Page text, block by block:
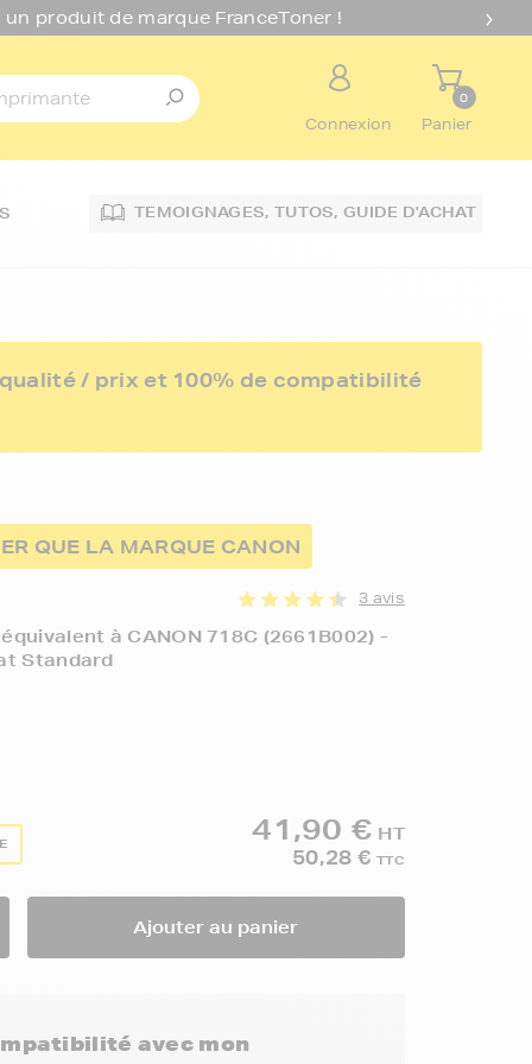
produit de marque FranceToner !
Connexion
0
Panier
TEMOIGNAGES, TUTOS,GUIDE D'ACHAT
/ prix et 100% de compatibilité
QUE LA MARQUE CANON
3 avis
à CANON 718C (2661B002) -
Standard
41,90 € HT
50,28 € TTC
Ajouter au panier
avec mon